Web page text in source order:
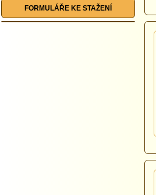
FORMULÁŘE KE STAŽENÍ